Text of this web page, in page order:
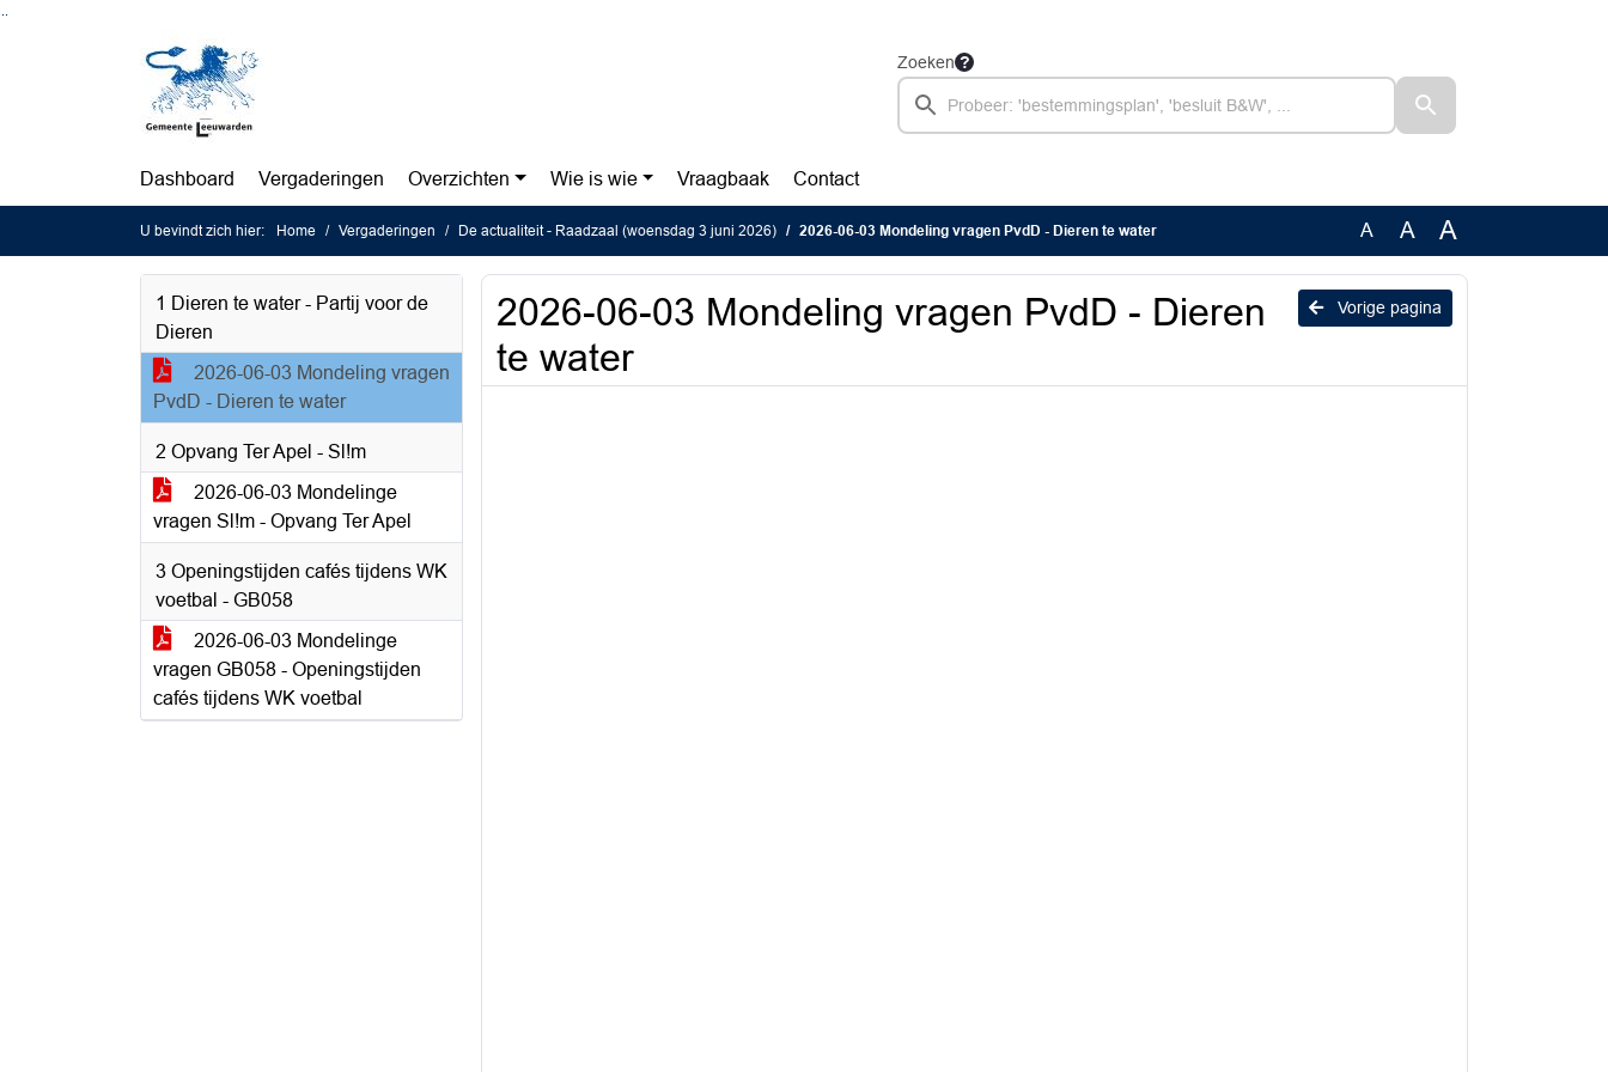
Zoeken
Dashboard Vergaderingen Overzichten Wie is wie Vraagbaak Contact
U bevindt zich hier: Home Vergaderingen De actualiteit - Raadzaal (woensdag 3 juni 2026) 2026-06-03 Mondeling vragen PvdD - Dieren te water A A A
1 Dieren te water - Partij voor de
Dieren
2026-06-03 Mondeling vragen
PvdD - Dieren te water
2 Opvang Ter Apel - Sl!m
2026-06-03 Mondelinge
vragen Sl!m - Opvang Ter Apel
3 Openingstijden cafés tijdens WK
voetbal - GB058
2026-06-03 Mondelinge
vragen GB058 - Openingstijden
cafés tijdens WK voetbal
Vorige pagina
2026-06-03 Mondeling vragen PvdD - Dieren
te water